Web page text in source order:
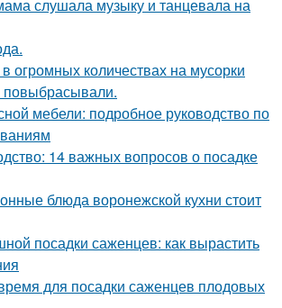
слушала музыку и танцевала на
огромных количествах на мусорки
повыбрасывали.
мебели: подробное руководство по
14 важных вопросов о посадке
блюда воронежской кухни стоит
посадки саженцев: как вырастить
для посадки саженцев плодовых